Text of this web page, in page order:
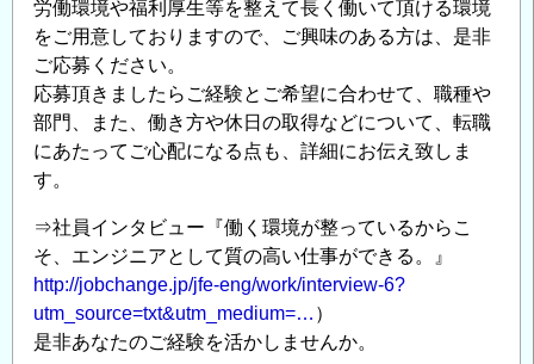
◆
積
極
採
用
◆
梁
エ
ン
ジ
ニ
労働環境や福利厚生等を整えて長く働いて頂ける環境
をご用意しておりますので、ご興味のある方は、是非
ご応募ください。
応募頂きましたらご経験とご希望に合わせて、職種や
部門、また、働き方や休日の取得などについて、転職
にあたってご心配になる点も、詳細にお伝え致しま
す。
⇒社員インタビュー『働く環境が整っているからこ
そ、エンジニアとして質の高い仕事ができる。』
http://jobchange.jp/jfe-eng/work/interview-6?
utm_source=txt&utm_medium=… ）
是非あなたのご経験を活かしませんか。